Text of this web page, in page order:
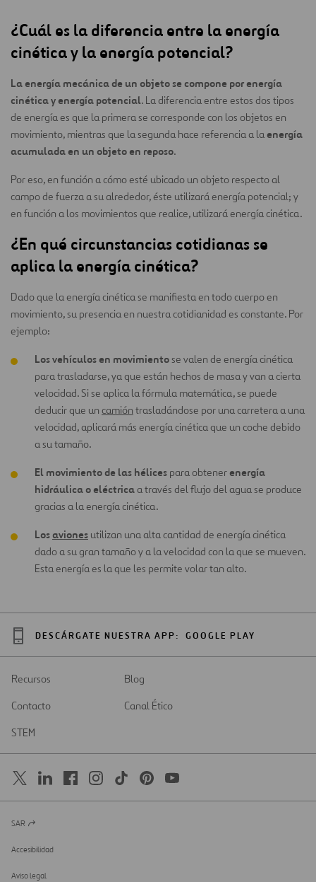
¿Cuál es la diferencia entre la energía
cinética y la energía potencial?
La energía mecánica de un objeto se compone por energía
cinética y energía potencial. La diferencia entre estos dos tipos
de energía es que la primera se corresponde con los objetos en
movimiento, mientras que la segunda hace referencia a la energía
acumulada en un objeto en reposo.
Por eso, en función a cómo esté ubicado un objeto respecto al
campo de fuerza a su alrededor, éste utilizará energía potencial; y
en función a los movimientos que realice, utilizará energía cinética.
¿En qué circunstancias cotidianas se
aplica la energía cinética?
Dado que la energía cinética se manifiesta en todo cuerpo en
movimiento, su presencia en nuestra cotidianidad es constante. Por
ejemplo:
Los vehículos en movimientose valen de energía cinética
para trasladarse, ya que están hechos de masa y van a cierta
velocidad. Si se aplica la fórmula matemática, se puede
deducir que un camión trasladándose por una carretera a una
velocidad, aplicará más energía cinética que un coche debido
a su tamaño.
El movimiento de las hélices para obtener energía
hidráulica o eléctricaa través del flujo del agua se produce
gracias a la energía cinética.
Losaviones utilizan una alta cantidad de energía cinética
dado a su gran tamaño y a la velocidad con la que se mueven.
Esta energía es la que les permite volar tan alto.
DESCÁRGATE NUESTRA APP: GOOGLE PLAY
Recursos
Blog
Contacto
Canal Ético
STEM
Abrir
una
nueva
SAR
Accesibilidad
Aviso legal